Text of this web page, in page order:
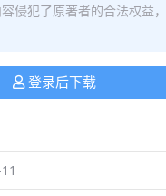
侵犯了原著者的合法权益
登录后下载